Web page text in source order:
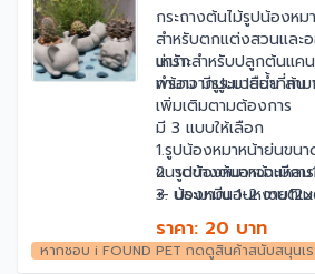
กระถางต้นไม้รูปน้องหม
สำหรับตกแต่งสวนและ
น่ารัก
พร้อม มีรูระบายน้ำที่ก้น
เหมาะสำหรับปลูกต้นแค
ทำมาจากปูนเปลือย สา
เพิ่มเติมตามต้องการ
มี 3 แบบให้เลือก
1.รูปน้องหมาหน้าย่นขน
2. รูปน้องหมาหน้าแหล
3. น้องหมีนอนหงาย
ขนาดข้างต้นอาจจะมีกา
+- ประมาณ 1-2 เซนติเ
และอาจมีฟองอากาศบ้า
เนื่องจากเป็นงาน
ครับ
ราคา: 20 บาท
หากชอบ i FOUND PET กดดูสินค้าสนับสนุนเ